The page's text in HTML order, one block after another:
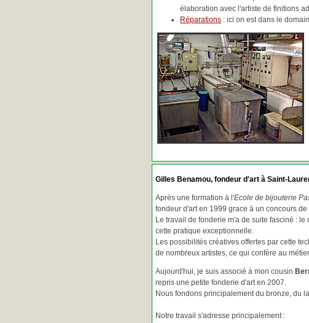
élaboration avec l'artiste de finitions
Réparations : ici on est dans le
Gilles Benamou, fondeur d'art à Saint-
Après une formation à l'Ecole de bijouterie
fondeur d'art en 1999 grace à un concours
Le travail de fonderie m'a de suite fasciné :
cette pratique exceptionnelle.
Les possibilités créatives offertes par cette
de nombreux artistes, ce qui confère au
Aujourd'hui, je suis associé à mon cousin
repris une petite fonderie d'art en 2007.
Nous fondons principalement du bronze, du
Notre travail s'adresse principalement :